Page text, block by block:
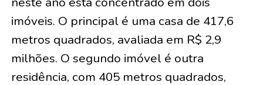
imóveis. O principal é uma casa de 417,6
metros quadrados, avaliada em R$ 2,9
milhões. O segundo imóvel é outra
residência, com 405 metros quadrados,